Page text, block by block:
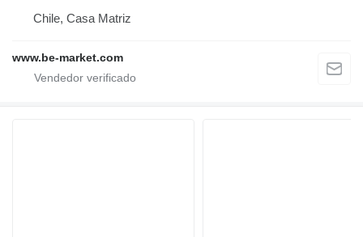
Chile, Casa Matriz
www.be-market.com